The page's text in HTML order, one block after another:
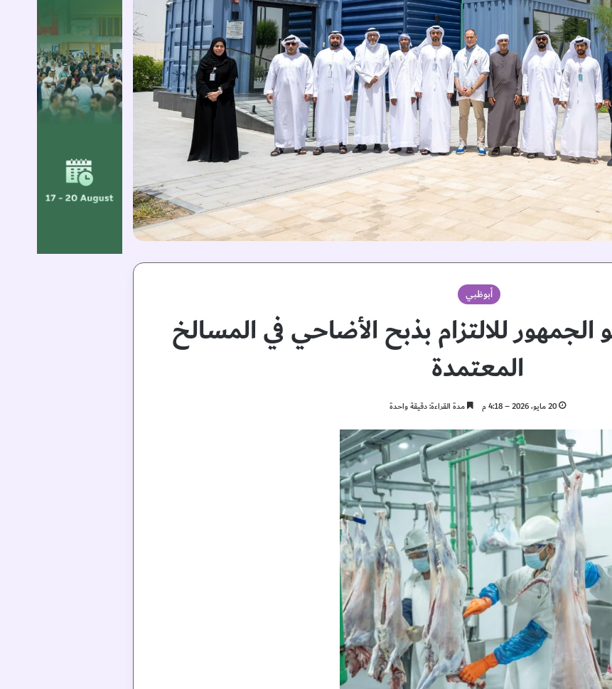
أبوظبي
الجمهور للالتزام بذبح الأضاحي في المسالخ
المعتمدة
20 مايو، 2026 – 4:18 م مدة القراءة: دقيقة واحدة